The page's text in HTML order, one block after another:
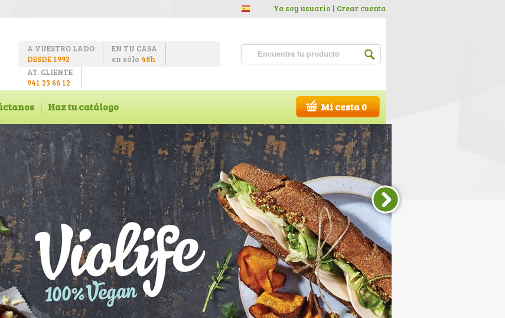
Ya soy usuario | Crear cuenta
A VUESTRO LADO
DESDE 1992
EN TU CASA
en sólo 48h
AT. CLIENTE
941 23 66 12
Haz tu catálogo Mi cesta 0